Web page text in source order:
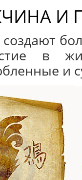
И
создают
в
и